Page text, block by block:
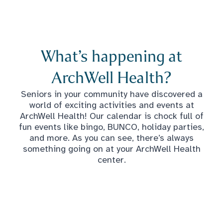
What’s happening at
ArchWell Health?
Seniors in your community have discovered a
world of exciting activities and events at
ArchWell Health! Our calendar is chock full of
fun events like bingo, BUNCO, holiday parties,
and more. As you can see, there’s always
something going on at your ArchWell Health
center.